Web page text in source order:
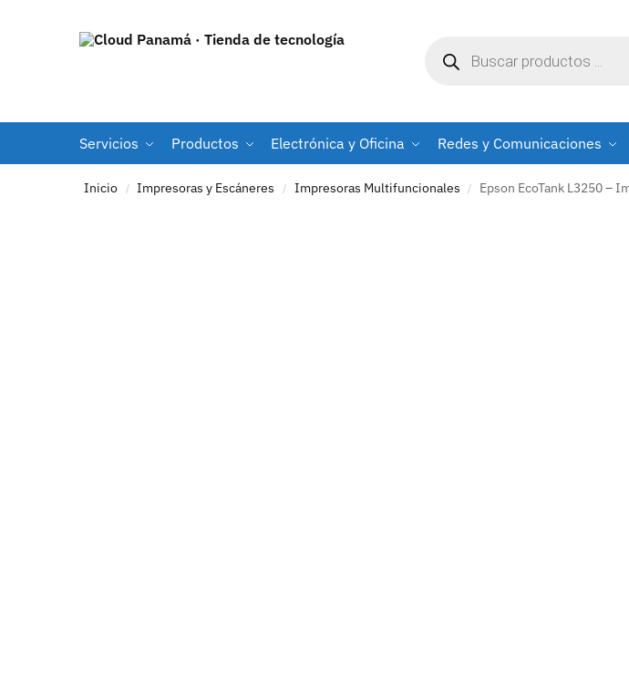
Servicios Productos Electrónica y Oficina Redes y Comunicaciones
Inicio / Impresoras y Escáneres / Impresoras Multifuncionales / Epson EcoTank L3250 – Impresora